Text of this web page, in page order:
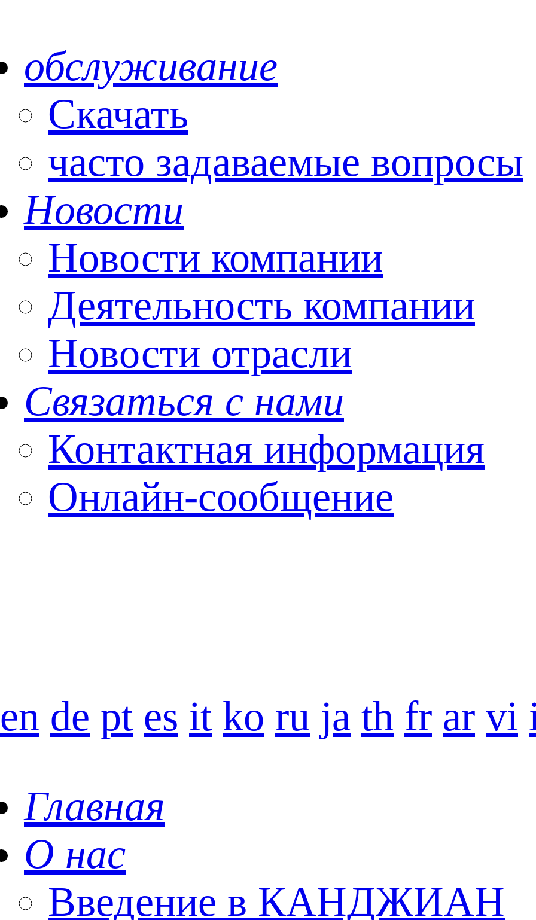
обслуживание
Скачать
часто задаваемые вопросы
Новости
Новости компании
Деятельность компании
Новости отрасли
Связаться с нами
Контактная информация
Онлайн-сообщение
en de pt es it ko ru ja th fr ar vi
Главная
О нас
Введение в КАНДЖИАН